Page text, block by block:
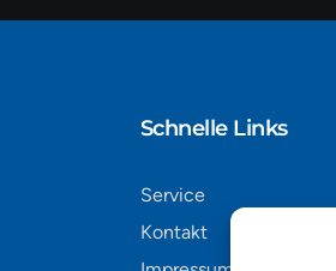
Schnelle Links
Service
Kontakt